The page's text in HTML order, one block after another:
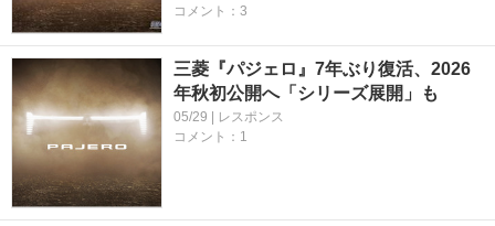
コメント：3
三菱『パジェロ』7年ぶり復活、2026
年秋初公開へ「シリーズ展開」も
05/29 | レスポンス
コメント：1